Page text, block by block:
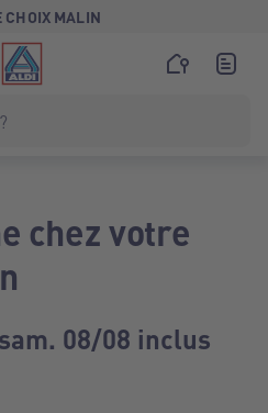
CHOIX MALIN
chez votre
08/08 inclus